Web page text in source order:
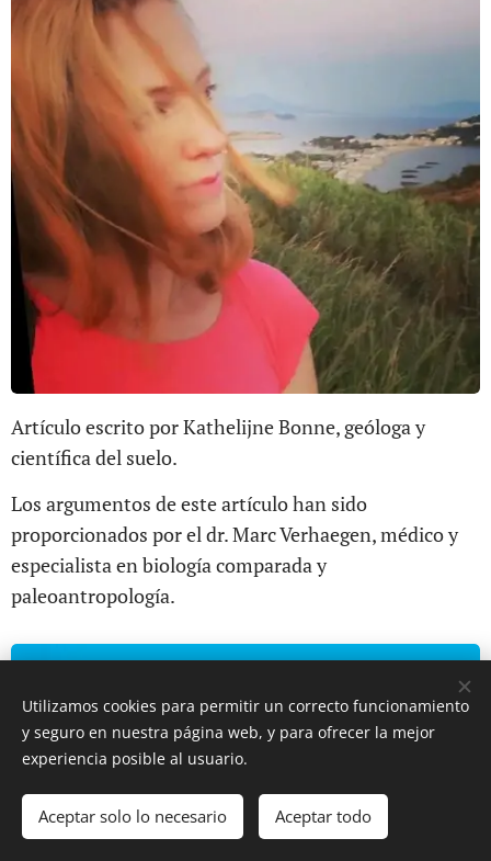
Artículo escrito por Kathelijne Bonne, geóloga y
científica del suelo.
Los argumentos de este artículo han sido
proporcionados por el dr. Marc Verhaegen, médico y
especialista en biología comparada y
paleoantropología.
Utilizamos cookies para permitir un correcto funcionamiento
y seguro en nuestra página web, y para ofrecer la mejor
experiencia posible al usuario.
Aceptar solo lo necesario Aceptar todo